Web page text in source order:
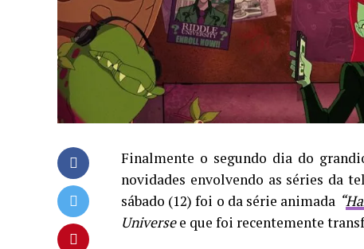
Finalmente o segundo dia do
novidades envolvendo as séries da
sábado (12) foi o da série animada “
Universee que foi recentemente